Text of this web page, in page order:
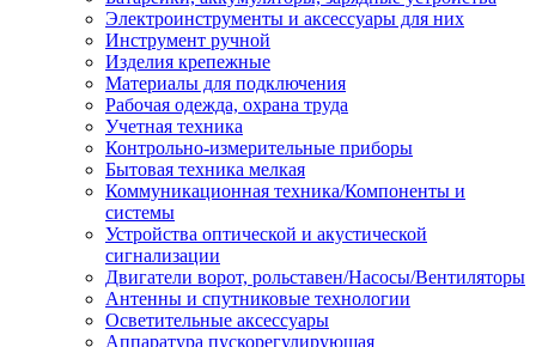
Электроинструменты и аксессуары для них
Инструмент ручной
Изделия крепежные
Материалы для подключения
Рабочая одежда, охрана труда
Учетная техника
Контрольно-измерительные приборы
Бытовая техника мелкая
Коммуникационная техника/Компоненты и
системы
Устройства оптической и акустической
сигнализации
Двигатели ворот, рольставен/Насосы/Вентиляторы
Антенны и спутниковые технологии
Осветительные аксессуары
Аппаратура пускорегулирующая